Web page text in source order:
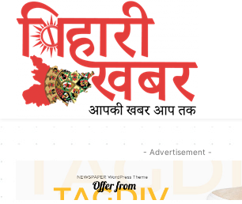
- Advertisement -